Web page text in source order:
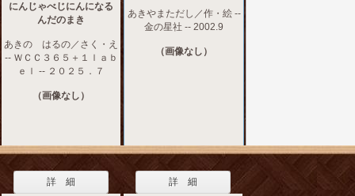
にんじゃべじにんになる
んだのまき
あきの はるの／さく・え
-- ＷＣＣ３６５＋１ｌａｂ
ｅｌ -- ２０２５．７
（画像なし）
あきやまただし／作・絵 --
金の星社 -- 2002.9
（画像なし）
詳 細 詳 細